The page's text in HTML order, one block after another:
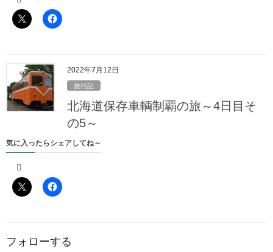
人間というものです
ところが一転、この旅行計画を立てる段階になって
そう、2019年のクリスマスイブの日、会津鉄道は脱線事故をおこ
して運行を休止していました
ところが4日後の28日には運転を再開しており、会津鉄道のHPに
も
「一部列車を除いて運転を再開します」
と書いてありました
私の
「 会津鉄道にはなにかあるから注意しないといけな
い
しかし期待を裏切らない私の詰めの甘さ、私の
2022年7月12日
旅行記
北海道保存車輌制覇の旅～4日目そ
の5～
気に入ったらシェアしてね～
フォローする